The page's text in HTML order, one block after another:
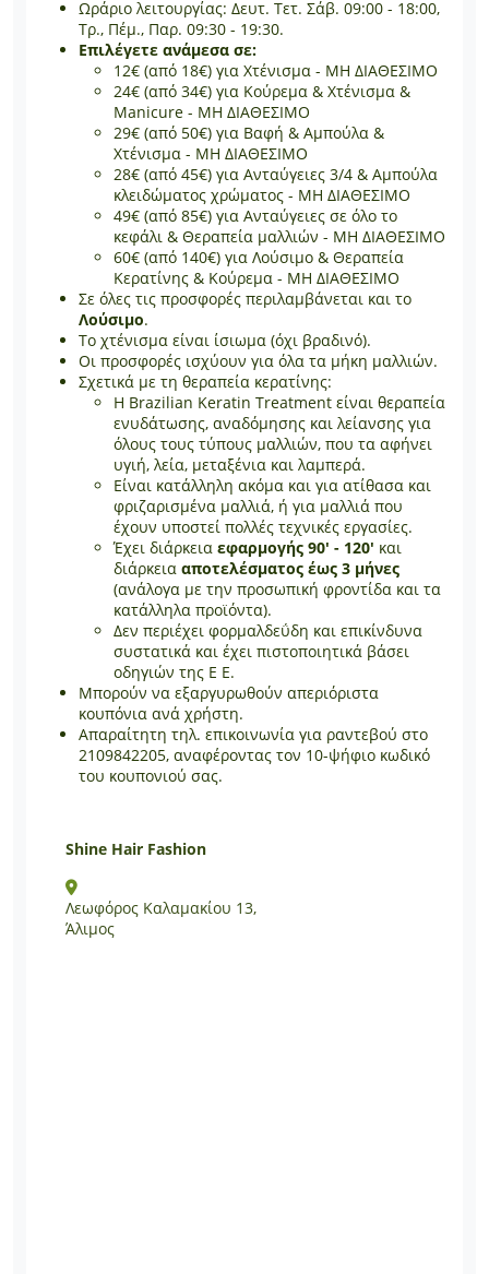
Ωράριο λειτουργίας: Δευτ. Τετ. Σάβ. 09:00 - 18:00,
Τρ., Πέμ., Παρ. 09:30 - 19:30.
Επιλέγετε ανάμεσα σε:
12€ (από 18€) για Χτένισμα - ΜΗ ΔΙΑΘΕΣΙΜΟ
24€ (από 34€) για Κούρεμα & Χτένισμα &
Manicure - ΜΗ ΔΙΑΘΕΣΙΜΟ
29€ (από 50€) για Βαφή & Αμπούλα &
Χτένισμα - ΜΗ ΔΙΑΘΕΣΙΜΟ
28€ (από 45€) για Ανταύγειες 3/4 & Αμπούλα
κλειδώματος χρώματος - ΜΗ ΔΙΑΘΕΣΙΜΟ
49€ (από 85€) για Ανταύγειες σε όλο το
κεφάλι & Θεραπεία μαλλιών - ΜΗ ΔΙΑΘΕΣΙΜΟ
60€ (από 140€) για Λούσιμο & Θεραπεία
Κερατίνης & Κούρεμα - ΜΗ ΔΙΑΘΕΣΙΜΟ
Σε όλες τις προσφορές περιλαμβάνεται και το
Λούσιμο.
Το χτένισμα είναι ίσιωμα (όχι βραδινό).
Οι προσφορές ισχύουν για όλα τα μήκη μαλλιών.
Σχετικά με τη θεραπεία κερατίνης:
Η Brazilian Keratin Treatment είναι θεραπεία
ενυδάτωσης, αναδόμησης και λείανσης για
όλους τους τύπους μαλλιών, που τα αφήνει
υγιή, λεία, μεταξένια και λαμπερά.
Είναι κατάλληλη ακόμα και για ατίθασα και
φριζαρισμένα μαλλιά, ή για μαλλιά που
έχουν υποστεί πολλές τεχνικές εργασίες.
Έχει διάρκεια εφαρμογής 90' - 120' και
διάρκεια αποτελέσματος έως 3 μήνες
(ανάλογα με την προσωπική φροντίδα και τα
κατάλληλα προϊόντα).
Δεν περιέχει φορμαλδεΰδη και επικίνδυνα
συστατικά και έχει πιστοποιητικά βάσει
οδηγιών της Ε Ε.
Μπορούν να εξαργυρωθούν απεριόριστα
κουπόνια ανά χρήστη.
Απαραίτητη τηλ. επικοινωνία για ραντεβού στo
2109842205, αναφέροντας τον 10-ψήφιο κωδικό
του κουπονιού σας.
Shine Hair Fashion
Λεωφόρος Καλαμακίου 13,
Άλιμος